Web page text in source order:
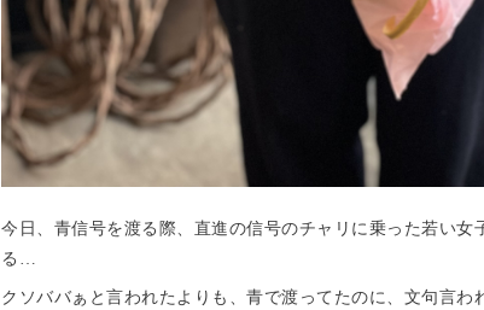
今日、青信号を渡る際、直進の信号のチャリに乗った若い女
る…
クソババぁと言われたよりも、青で渡ってたのに、文句言わ